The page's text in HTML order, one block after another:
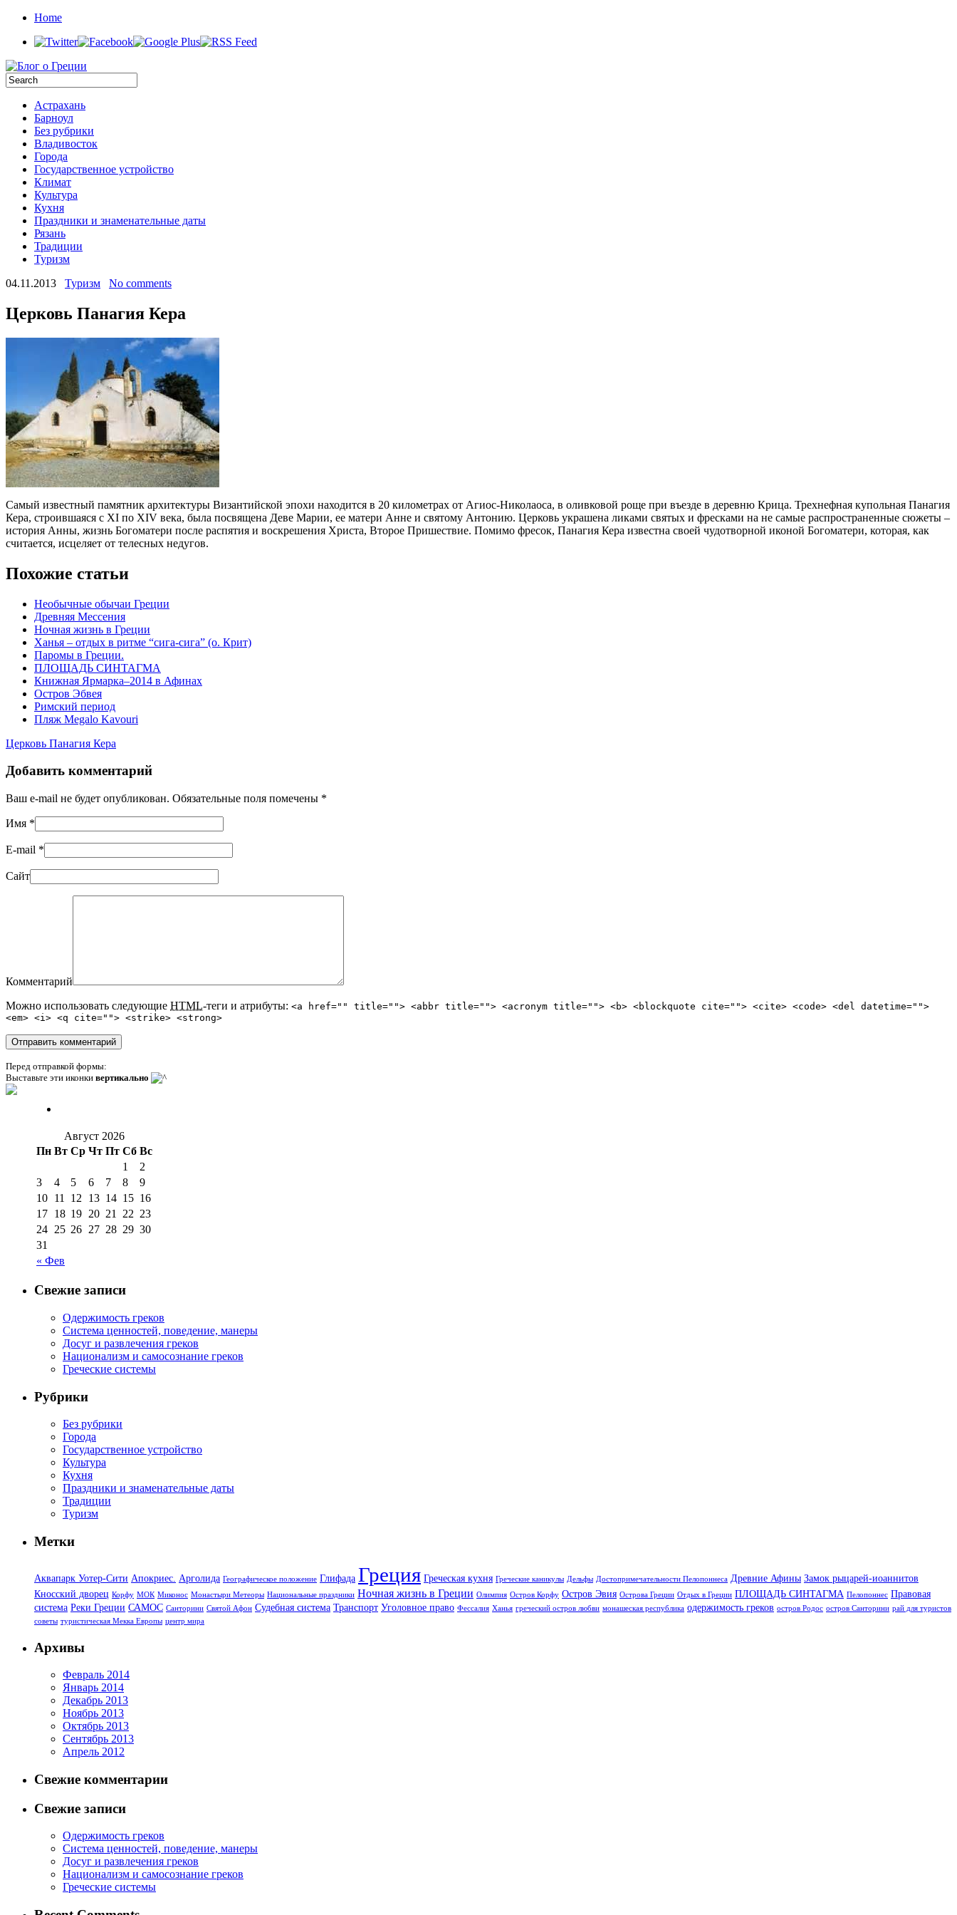
Home
Астрахань
Барноул
Без рубрики
Владивосток
Города
Государственное устройство
Климат
Культура
Кухня
Праздники и знаменательные даты
Рязань
Традиции
Туризм
04.11.2013
Туризм No comments
Церковь Панагия Кера
Самый известный памятник архитектуры Византийской эпохи находится в 20 километрах от Агиос-Николаоса, в оливковой роще при въезде в деревню Крица. Трехнефная купольная Панагия
Кера, строившаяся с XI по XIV века, была посвящена Деве Марии, ее матери Анне и святому Антонию. Церковь украшена ликами святых и фресками на не самые распространенные сюжеты –
история Анны, жизнь Богоматери после распятия и воскрешения Христа, Второе Пришествие. Помимо фресок, Панагия Кера известна своей чудотворной иконой Богоматери, которая, как
считается, исцеляет от телесных недугов.
Похожие статьи
Необычные обычаи Греции
Древняя Мессения
Ночная жизнь в Греции
Ханья – отдых в ритме “сига-сига” (о. Крит)
Паромы в Греции.
ПЛОЩАДЬ СИНТАГМА
Книжная Ярмарка–2014 в Афинах
Остров Эбвея
Римский период
Пляж Megalo Kavouri
Церковь Панагия Кера
Добавить комментарий
Ваш e-mail не будет опубликован. Обязательные поля помечены *
Имя *
E-mail *
Сайт
Комментарий
Можно использовать следующие HTML-теги и атрибуты: <a href="" title=""> <abbr title=""> <acronym title=""> <b> <blockquote cite=""> <cite> <code> <del datetime="">
<em> <i> <q cite=""> <strike> <strong>
Перед отправкой формы:
Выставьте эти иконки вертикально
Август 2026
Пн Вт Ср Чт Пт Сб Вс
« Фев
1
2
3
4 5 6 7 8
9
10 11 12 13 14 15 16
17 18 19 20 21 22 23
24 25 26 27 28 29 30
31
Свежие записи
Одержимость греков
Система ценностей, поведение, манеры
Досуг и развлечения греков
Национализм и самосознание греков
Греческие системы
Рубрики
Без рубрики
Города
Государственное устройство
Культура
Кухня
Праздники и знаменательные даты
Традиции
Туризм
Метки
Аквапарк Уотер-Сити Апокриес. Арголида Географическое положение Глифада Греция Греческая кухня Греческие каникулы Дельфы Достопримечательности Пелопоннеса Древние Афины Замок рыцарей-иоаннитов
Кносский дворец Корфу МОК Миконос Монастыри Метеоры Национальные праздники Ночная жизнь в Греции Олимпия Остров Корфу Остров Эвия Острова Греции Отдых в Греции ПЛОЩАДЬ СИНТАГМА Пелопоннес Правовая
система Реки Греции САМОС Санторини Святой Афон Судебная система Транспорт Уголовное право Фессалия Ханья греческий остров любви монашеская республика одержимость греков остров Родос остров Санторини рай для туристов
советы туристическая Мекка Европы центр мира
Архивы
Февраль 2014
Январь 2014
Декабрь 2013
Ноябрь 2013
Октябрь 2013
Сентябрь 2013
Апрель 2012
Свежие комментарии
Свежие записи
Одержимость греков
Система ценностей, поведение, манеры
Досуг и развлечения греков
Национализм и самосознание греков
Греческие системы